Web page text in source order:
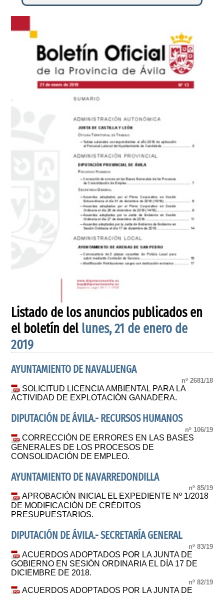
Listado de los anuncios publicados en
el boletín del lunes, 21 de enero de
2019
AYUNTAMIENTO DE NAVALUENGA
nº 2681/18
SOLICITUD LICENCIA AMBIENTAL PARA LA
ACTIVIDAD DE EXPLOTACIÓN GANADERA.
DIPUTACIÓN DE ÁVILA.- RECURSOS HUMANOS
nº 106/19
CORRECCIÓN DE ERRORES EN LAS BASES
GENERALES DE LOS PROCESOS DE
CONSOLIDACIÓN DE EMPLEO.
AYUNTAMIENTO DE NAVARREDONDILLA
nº 85/19
APROBACIÓN INICIAL EL EXPEDIENTE Nº 1/2018
DE MODIFICACIÓN DE CRÉDITOS
PRESUPUESTARIOS.
DIPUTACIÓN DE ÁVILA.- SECRETARÍA GENERAL
nº 83/19
ACUERDOS ADOPTADOS POR LA JUNTA DE
GOBIERNO EN SESIÓN ORDINARIA EL DÍA 17 DE
DICIEMBRE DE 2018.
nº 82/19
ACUERDOS ADOPTADOS POR LA JUNTA DE